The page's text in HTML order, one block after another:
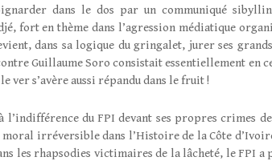
dans le dos par un communiqué
fort en thème dans l’agression médiatique
dans sa logique du gringalet, jurer ses
Guillaume Soro consistait essentiellement en
ver s’avère aussi répandu dans le fruit !
l’indifférence du FPI devant ses propres crimes
irréversible dans l’Histoire de la Côte
les rhapsodies victimaires de la lâcheté, le FPI